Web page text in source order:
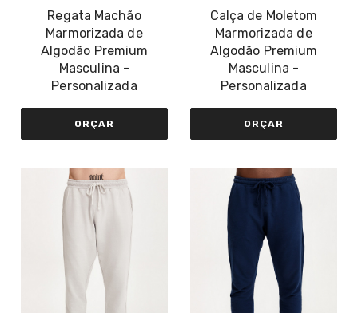
Regata Machão
Marmorizada de
Algodão Premium
Masculina -
Personalizada
ORÇAR
Calça de Moletom
Marmorizada de
Algodão Premium
Masculina -
Personalizada
ORÇAR